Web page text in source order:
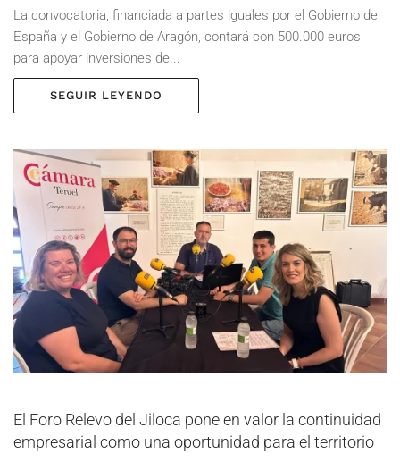
La convocatoria, financiada a partes iguales por el Gobierno de
España y el Gobierno de Aragón, contará con 500.000 euros
para apoyar inversiones de...
SEGUIR LEYENDO
El Foro Relevo del Jiloca pone en valor la continuidad
empresarial como una oportunidad para el territorio